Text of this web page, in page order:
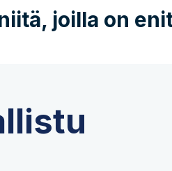
joilla on